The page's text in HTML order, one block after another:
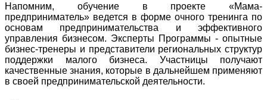
Напомним, обучение в проекте «Мама-
предприниматель» ведется в форме очного тренинга по
основам предпринимательства и эффективного
управления бизнесом. Эксперты Программы - опытные
бизнес-тренеры и представители региональных структур
поддержки малого бизнеса. Участницы получают
качественные знания, которые в дальнейшем применяют
в своей предпринимательской деятельности.